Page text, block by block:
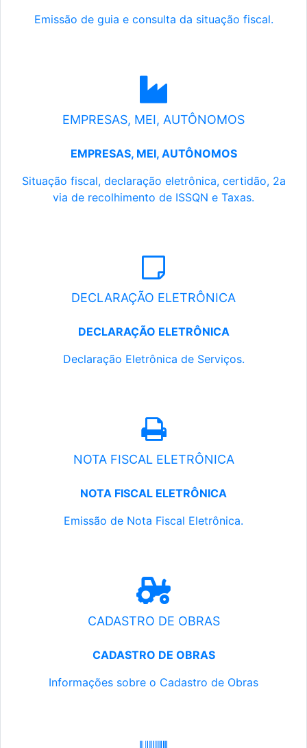
Emissão de guia e consulta da situação fiscal.
EMPRESAS, MEI, AUTÔNOMOS
EMPRESAS, MEI, AUTÔNOMOS
Situação fiscal, declaração eletrônica, certidão, 2a
via de recolhimento de ISSQN e Taxas.
DECLARAÇÃO ELETRÔNICA
DECLARAÇÃO ELETRÔNICA
Declaração Eletrônica de Serviços.
NOTA FISCAL ELETRÔNICA
NOTA FISCAL ELETRÔNICA
Emissão de Nota Fiscal Eletrônica.
CADASTRO DE OBRAS
CADASTRO DE OBRAS
Informações sobre o Cadastro de Obras